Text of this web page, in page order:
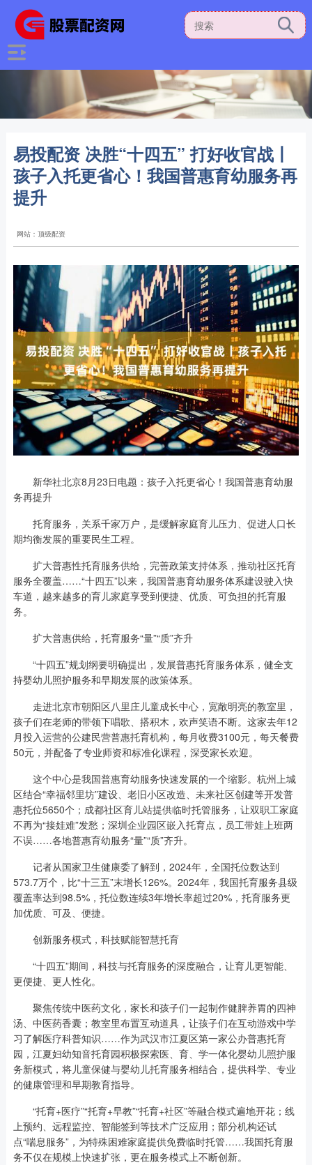
易投配资 决胜“十四五” 打好收官战丨
孩子入托更省心！我国普惠育幼服务再
提升
网站：顶级配资
新华社北京8月23日电题：孩子入托更省心！我国普惠育幼服
务再提升
托育服务，关系千家万户，是缓解家庭育儿压力、促进人口长
期均衡发展的重要民生工程。
扩大普惠性托育服务供给，完善政策支持体系，推动社区托育
服务全覆盖……“十四五”以来，我国普惠育幼服务体系建设驶入快
车道，越来越多的育儿家庭享受到便捷、优质、可负担的托育服
务。
扩大普惠供给，托育服务“量”“质”齐升
“十四五”规划纲要明确提出，发展普惠托育服务体系，健全支
持婴幼儿照护服务和早期发展的政策体系。
走进北京市朝阳区八里庄儿童成长中心，宽敞明亮的教室里，
孩子们在老师的带领下唱歌、搭积木，欢声笑语不断。这家去年12
月投入运营的公建民营普惠托育机构，每月收费3100元，每天餐费
50元，并配备了专业师资和标准化课程，深受家长欢迎。
这个中心是我国普惠育幼服务快速发展的一个缩影。杭州上城
区结合“幸福邻里坊”建设、老旧小区改造、未来社区创建等开发普
惠托位5650个；成都社区育儿站提供临时托管服务，让双职工家庭
不再为“接娃难”发愁；深圳企业园区嵌入托育点，员工带娃上班两
不误……各地普惠育幼服务“量”“质”齐升。
记者从国家卫生健康委了解到，2024年，全国托位数达到
573.7万个，比“十三五”末增长126%。2024年，我国托育服务县级
覆盖率达到98.5%，托位数连续3年增长率超过20%，托育服务更
加优质、可及、便捷。
创新服务模式，科技赋能智慧托育
“十四五”期间，科技与托育服务的深度融合，让育儿更智能、
更便捷、更人性化。
聚焦传统中医药文化，家长和孩子们一起制作健脾养胃的四神
汤、中医药香囊；教室里布置互动道具，让孩子们在互动游戏中学
习了解医疗科普知识……作为武汉市江夏区第一家公办普惠托育
园，江夏妇幼知音托育园积极探索医、育、学一体化婴幼儿照护服
务新模式，将儿童保健与婴幼儿托育服务相结合，提供科学、专业
的健康管理和早期教育指导。
“托育+医疗”“托育+早教”“托育+社区”等融合模式遍地开花；线
上预约、远程监控、智能签到等技术广泛应用；部分机构还试
点“喘息服务”，为特殊困难家庭提供免费临时托管……我国托育服
务不仅在规模上快速扩张，更在服务模式上不断创新。